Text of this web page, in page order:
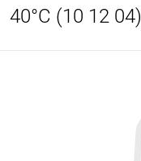
40°С (10 12 04)